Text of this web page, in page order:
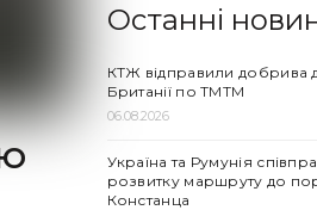
Останні
КТЖ відправили добрива
Британії по ТМТМ
06.08.2026
Україна та Румунія
розвитку маршруту до
Констанца